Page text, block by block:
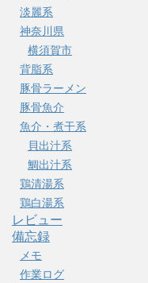
淡麗系
神奈川県
横須賀市
背脂系
豚骨ラーメン
豚骨魚介
魚介・煮干系
貝出汁系
鯛出汁系
鶏清湯系
鶏白湯系
レビュー
備忘録
メモ
作業ログ